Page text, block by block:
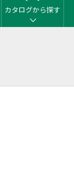
カタログから探す